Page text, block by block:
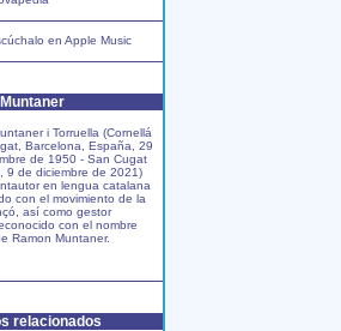
en Apple Music
i Torruella (Cornellá
Barcelona, España, 29
de 1950 - San Cugat
9 de diciembre de 2021)
en lengua catalana
con el movimiento de la
así como gestor
con el nombre
Ramon Muntaner.
relacionados